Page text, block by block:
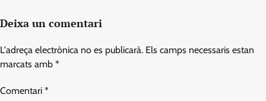
Deixa un comentari
L'adreça electrònica no es publicarà. Els camps necessaris estan
marcats amb *
Comentari *